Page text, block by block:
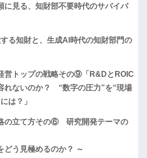
に見る、知財部不要時代のサバイバ
る知財と、生成AI時代の知財部門の
営トップの戦略その⑨「R&DとROIC
れないのか？ “数字の圧力”を“現場
は？」
の立て方その⑥ 研究開発テーマの
どう見極めるのか？ ～